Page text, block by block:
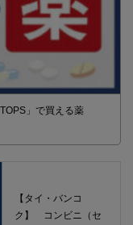
」で買える薬
【タイ・バンコ
ク】 コンビニ（セ